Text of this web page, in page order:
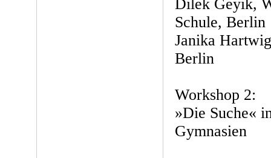
Dilek Geyik,
Schule, Berlin
Janika
Berlin
Workshop 2:
»Die Suche«
Gymnasien